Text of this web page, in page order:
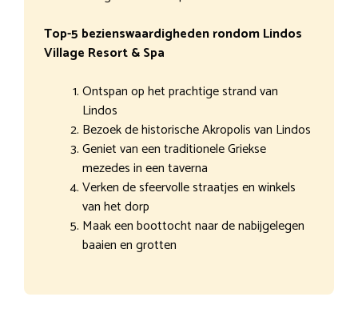
Top-5 bezienswaardigheden rondom Lindos
Village Resort & Spa
Ontspan op het prachtige strand van
Lindos
Bezoek de historische Akropolis van Lindos
Geniet van een traditionele Griekse
mezedes in een taverna
Verken de sfeervolle straatjes en winkels
van het dorp
Maak een boottocht naar de nabijgelegen
baaien en grotten